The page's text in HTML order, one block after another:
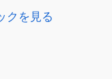
クを見る